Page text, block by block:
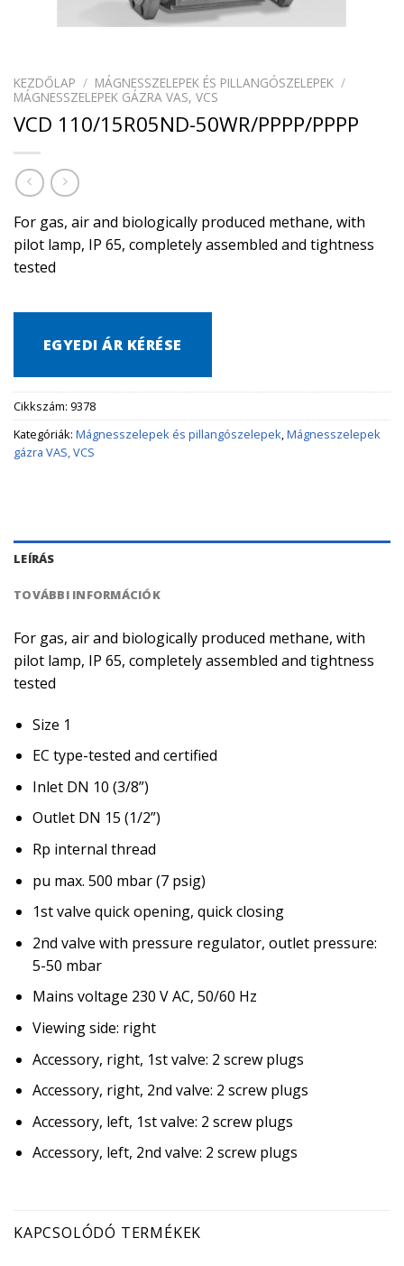
KEZDŐLAP / MÁGNESSZELEPEK ÉS PILLANGÓSZELEPEK /
MÁGNESSZELEPEK GÁZRA VAS, VCS
VCD 110/15R05ND-50WR/PPPP/PPPP
For gas, air and biologically produced methane, with
pilot lamp, IP 65, completely assembled and tightness
tested
EGYEDI ÁR KÉRÉSE
Cikkszám: 9378
Kategóriák: Mágnesszelepek és pillangószelepek,Mágnesszelepek
gázra VAS, VCS
LEÍRÁS
TOVÁBBI INFORMÁCIÓK
For gas, air and biologically produced methane, with
pilot lamp, IP 65, completely assembled and tightness
tested
Size 1
EC type-tested and certified
Inlet DN 10 (3/8”)
Outlet DN 15 (1/2”)
Rp internal thread
pu max. 500 mbar (7 psig)
1st valve quick opening, quick closing
2nd valve with pressure regulator, outlet pressure:
5-50 mbar
Mains voltage 230 V AC, 50/60 Hz
Viewing side: right
Accessory, right, 1st valve: 2 screw plugs
Accessory, right, 2nd valve: 2 screw plugs
Accessory, left, 1st valve: 2 screw plugs
Accessory, left, 2nd valve: 2 screw plugs
KAPCSOLÓDÓ TERMÉKEK